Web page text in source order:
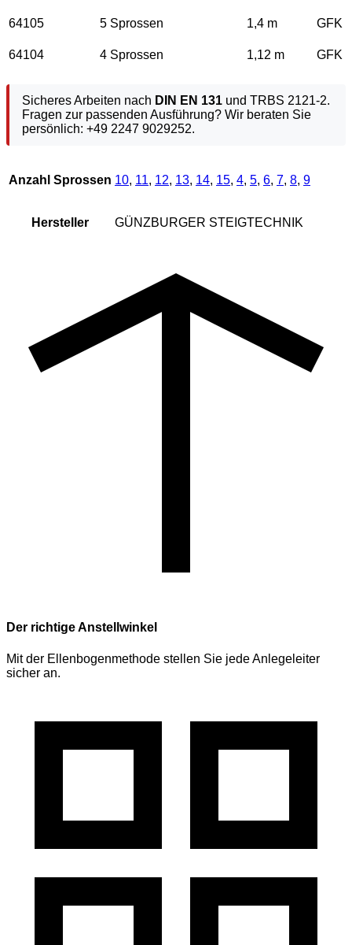
64105 5 Sprossen 1,4 m GFK
64104 4 Sprossen 1,12 m GFK
Sicheres Arbeiten nach DIN EN 131 und TRBS 2121-2.
Fragen zur passenden Ausführung? Wir beraten Sie
persönlich: +49 2247 9029252.
Anzahl Sprossen 10, 11, 12, 13, 14, 15, 4, 5, 6, 7, 8, 9
Hersteller GÜNZBURGER STEIGTECHNIK
Der richtige Anstellwinkel
Mit der Ellenbogenmethode stellen Sie jede Anlegeleiter
sicher an.